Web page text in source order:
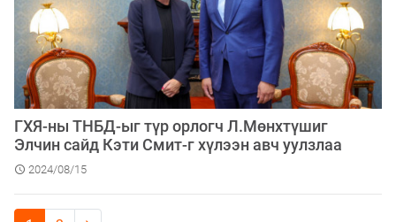
ГХЯ-ны ТНБД-ыг түр орлогч Л.Мөнхтүшиг
Элчин сайд Кэти Смит-г хүлээн авч уулзлаа
2024/08/15